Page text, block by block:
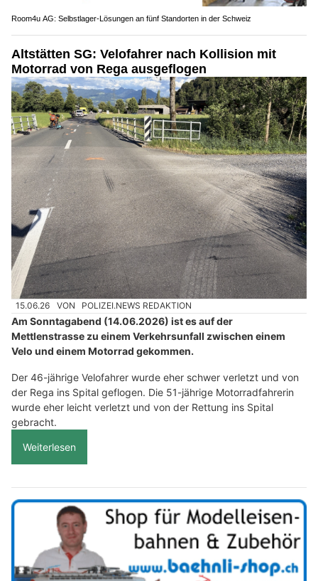
Room4u AG: Selbstlager-Lösungen an fünf Standorten in der Schweiz
Altstätten SG: Velofahrer nach Kollision mit
Motorrad von Rega ausgeflogen
15.06.26 VON POLIZEI.NEWS REDAKTION
Am Sonntagabend (14.06.2026) ist es auf der
Mettlenstrasse zu einem Verkehrsunfall zwischen einem
Velo und einem Motorrad gekommen.
Der 46-jährige Velofahrer wurde eher schwer verletzt und von
der Rega ins Spital geflogen. Die 51-jährige Motorradfahrerin
wurde eher leicht verletzt und von der Rettung ins Spital
gebracht.
Weiterlesen